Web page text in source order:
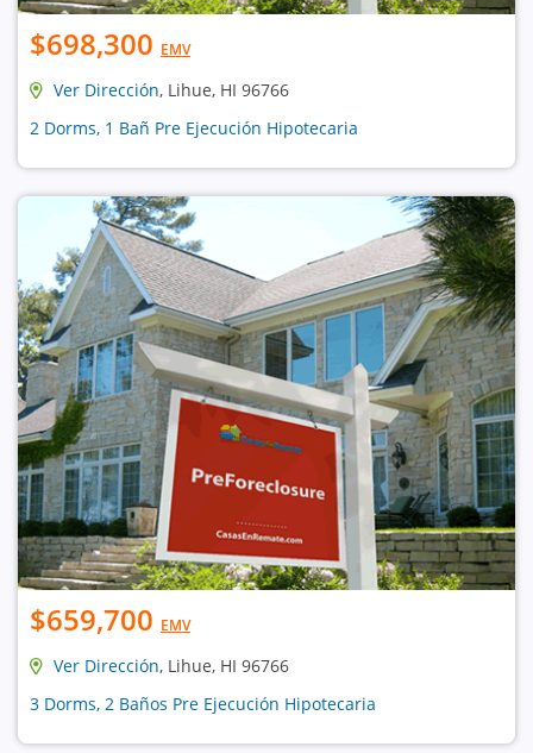
$698,300 EMV
Ver Dirección, Lihue, HI 96766
2 Dorms, 1 Bañ Pre Ejecución Hipotecaria
$659,700 EMV
Ver Dirección, Lihue, HI 96766
3 Dorms, 2 Baños Pre Ejecución Hipotecaria